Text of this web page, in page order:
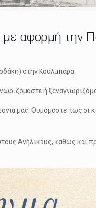
αφορμή την
στην Κουλμπάρα.
ή
μας. Θυμόμαστε πως οι
Ανήλικους, καθώς και